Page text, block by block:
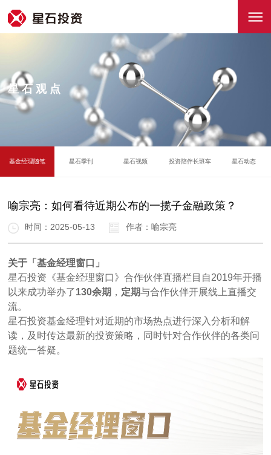
星石观点
基金经理随笔 星石季刊 星石视频 投资陪伴长班车 星石动态
喻宗亮：如何看待近期公布的一揽子金融政策？
时间：2025-05-13 作者：喻宗亮
关于「基金经理窗口」
星石投资《基金经理窗口》合作伙伴直播栏目自2019年开播
以来成功举办了130余期 ， 定期与合作伙伴开展线上直播交
流。
星石投资基金经理针对近期的市场热点进行深入分析和解
读，及时传达最新的投资策略，同时针对合作伙伴的各类问
题统一答疑。